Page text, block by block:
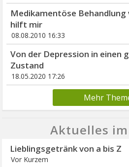
Medikamentöse Behandlung
hilft mir
08.08.2010 16:33
Von der Depression in einen
Zustand
18.05.2020 17:26
Mehr
Aktuelles
Lieblingsgetränk von a bis Z
Vor Kurzem